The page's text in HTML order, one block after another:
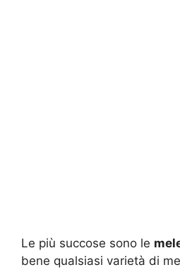
Le più succose sono le
bene qualsiasi varietà di